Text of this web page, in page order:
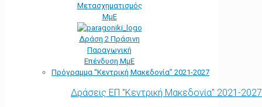
Μετασχηματισμός
ΜμΕ
Δράση 2 Πράσινη
Παραγωγική
Επένδυση ΜμΕ
Πρόγραμμα “Κεντρική Μακεδονία” 2021-2027
Δράσεις ΕΠ "Κεντρική Μακεδονία" 2021-2027